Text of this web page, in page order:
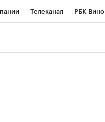
Телеканал РБК Вино